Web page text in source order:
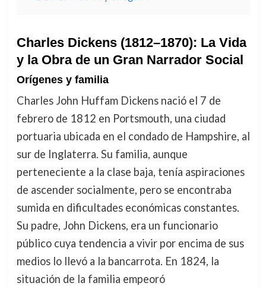
Charles Dickens (1812–1870): La Vida
y la Obra de un Gran Narrador Social
Orígenes y familia
Charles John Huffam Dickens nació el 7 de
febrero de 1812 en Portsmouth, una ciudad
portuaria ubicada en el condado de Hampshire, al
sur de Inglaterra. Su familia, aunque
perteneciente a la clase baja, tenía aspiraciones
de ascender socialmente, pero se encontraba
sumida en dificultades económicas constantes.
Su padre, John Dickens, era un funcionario
público cuya tendencia a vivir por encima de sus
medios lo llevó a la bancarrota. En 1824, la
situación de la familia empeoró